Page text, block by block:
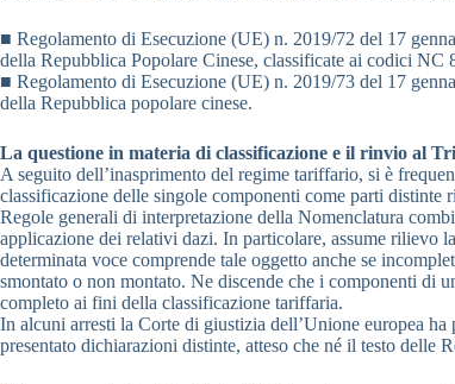
■ Regolamento di Esecuzione (UE) n. 2019/72 del 17
della Repubblica Popolare Cinese, classificate ai codici
■ Regolamento di Esecuzione (UE) n. 2019/73 del 17
della Repubblica popolare cinese.
La questione in materia di classificazione e il rinvio al
A seguito dell’inasprimento del regime tariffario, si è
classificazione delle singole componenti come parti
Regole generali di interpretazione della Nomenclatura
applicazione dei relativi dazi. In particolare, assume rilievo
determinata voce comprende tale oggetto anche se
smontato o non montato. Ne discende che i componenti di
completo ai fini della classificazione tariffaria.
In alcuni arresti la Corte di giustizia dell’Unione europea
presentato dichiarazioni distinte, atteso che né il testo delle